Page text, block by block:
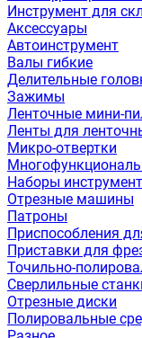
Инструмент для
Аксессуары
Автоинструмент
Валы гибкие
Делительные
Зажимы
Ленточные мини-
Ленты для
Микро-отвертки
Наборы
Отрезные машины
Патроны
Приспособления
Приставки для
Точильно-
Сверлильные
Отрезные диски
Полировальные